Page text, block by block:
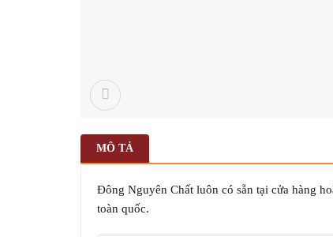
MÔ TẢ
Đông Nguyên Chất luôn có sẵn tại cửa hàng
toàn quốc.